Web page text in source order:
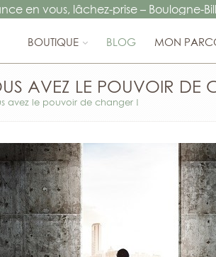
en vous, lâchez-prise – Boulogne-
BOUTIQUE BLOG MON
AVEZ LE POUVOIR DE
avez le pouvoir de changer !